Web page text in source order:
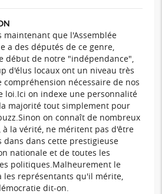
maintenant que l'Assemblée
a des députés de ce genre,
début de notre "indépendance",
d'élus locaux ont un niveau très
compréhension nécessaire de nos
loi.Ici on indexe une personnalité
majorité tout simplement pour
on connaît de nombreux
à la vérité, ne méritent pas d'être
dans dans cette prestigieuse
nationale et de toutes les
politiques.Malheurement le
les représentants qu'il mérite,
dit-on.